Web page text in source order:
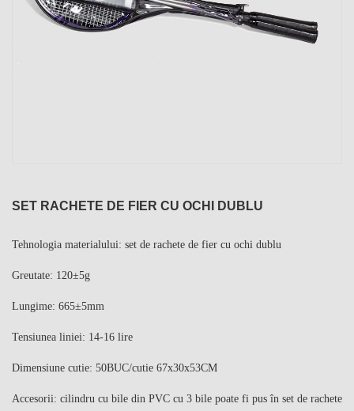
SET RACHETE DE FIER CU OCHI DUBLU
Tehnologia materialului: set de rachete de fier cu ochi dublu
Greutate: 120±5g
Lungime: 665±5mm
Tensiunea liniei: 14-16 lire
Dimensiune cutie: 50BUC/cutie 67x30x53CM
Accesorii: cilindru cu bile din PVC cu 3 bile poate fi pus în set de rachete